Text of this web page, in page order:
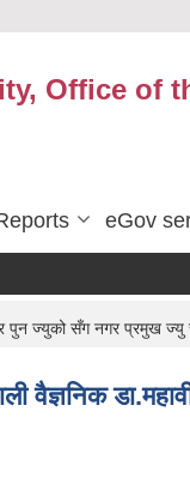
Office of
eGov
पुन ज्युको सँग नगर प्रमुख
वैज्ञनिक